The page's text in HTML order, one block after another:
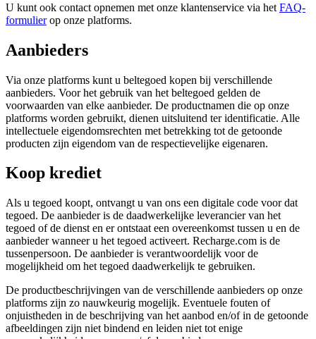
U kunt ook contact opnemen met onze klantenservice via het FAQ-
formulierop onze platforms.
Aanbieders
Via onze platforms kunt u beltegoed kopen bij verschillende
aanbieders. Voor het gebruik van het beltegoed gelden de
voorwaarden van elke aanbieder. De productnamen die op onze
platforms worden gebruikt, dienen uitsluitend ter identificatie. Alle
intellectuele eigendomsrechten met betrekking tot de getoonde
producten zijn eigendom van de respectievelijke eigenaren.
Koop krediet
Als u tegoed koopt, ontvangt u van ons een digitale code voor dat
tegoed. De aanbieder is de daadwerkelijke leverancier van het
tegoed of de dienst en er ontstaat een overeenkomst tussen u en de
aanbieder wanneer u het tegoed activeert. Recharge.com is de
tussenpersoon. De aanbieder is verantwoordelijk voor de
mogelijkheid om het tegoed daadwerkelijk te gebruiken.
De productbeschrijvingen van de verschillende aanbieders op onze
platforms zijn zo nauwkeurig mogelijk. Eventuele fouten of
onjuistheden in de beschrijving van het aanbod en/of in de getoonde
afbeeldingen zijn niet bindend en leiden niet tot enige